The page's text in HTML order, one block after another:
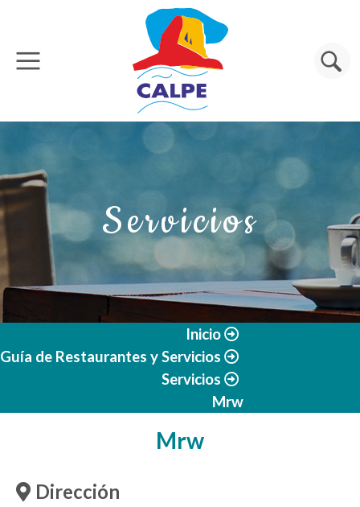
Pasar al contenido principal
Buscar
Servicios
Inicio
Guía de Restaurantes y Servicios
Servicios
Mrw
Mrw
Dirección